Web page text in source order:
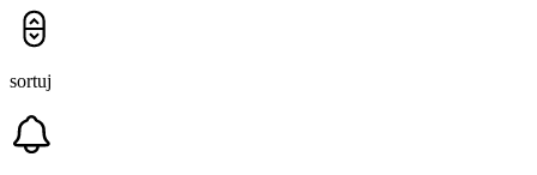
sortuj